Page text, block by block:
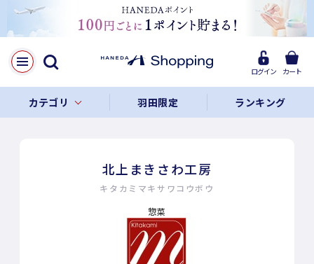
ログイン カート
カテゴリ 羽田限定 ランキング
北上まきさわ工房
キタカミマキサワコウボウ
惣菜